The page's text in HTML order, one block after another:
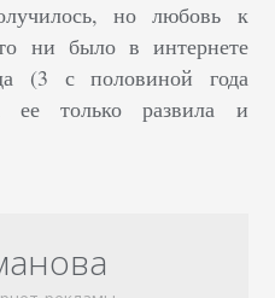
но любовь к
ни было в интернете
(3 с половиной года
ее только развила и